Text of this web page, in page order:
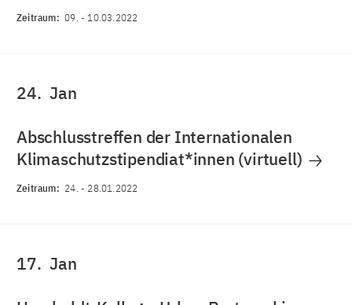
Zeitraum: 09. -10.03.2022
24. Jan
Abschlusstreffen der Internationalen
Klimaschutzstipendiat*innen (virtuell)
Zeitraum: 24. - 28.01.2022
17. Jan